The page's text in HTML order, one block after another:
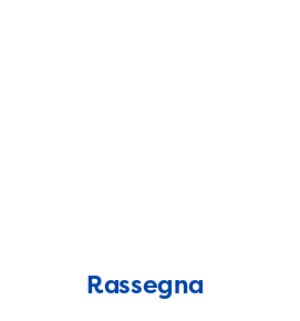
Rassegna